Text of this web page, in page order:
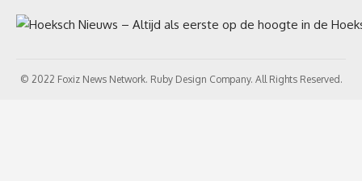
© 2022 Foxiz News Network. Ruby Design Company. All Rights Reserved.